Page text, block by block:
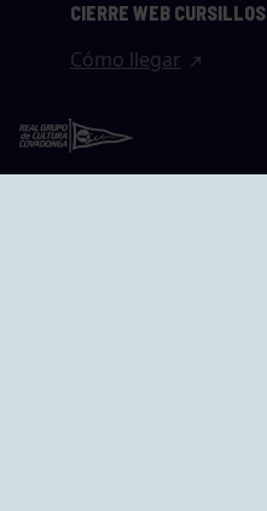
CIERRE WEB CURSILLOS
Cómo llegar
EL GRUPO